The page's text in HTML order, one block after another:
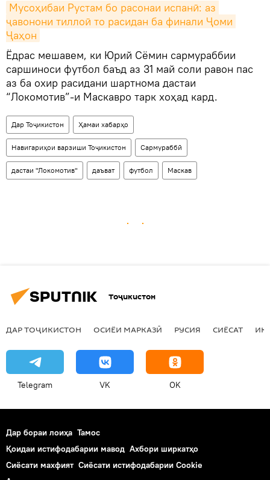
Мусоҳибаи Рустам бо расонаи испанӣ: аз
ҷавонони тиллоӣ то расидан ба финали Ҷоми
Ҷаҳон
Ёдрас мешавем, ки Юрий Сёмин сармураббии
саршиноси футбол баъд аз 31 май соли равон пас
аз ба охир расидани шартнома дастаи
“Локомотив”-и Маскавро тарк хоҳад кард.
Дар Тоҷикистон Ҳамаи хабарҳо
Навигариҳои варзиши Тоҷикистон Сармураббӣ
дастаи "Локомотив" даъват футбол Маскав
Тоҷикистон
ДАР ТОҶИКИСТОН ОСИЁИ МАРКАЗӢ РУСИЯ СИЁСАТ
Telegram VK OK
Дар бораи лоиҳа Тамос
Қоидаи истифодабарии мавод Ахбори ширкатҳо
Сиёсати махфият Сиёсати истифодабарии Cookie